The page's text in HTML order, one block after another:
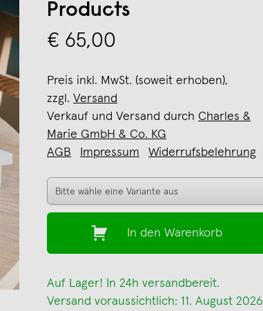
Products
€ 65,00
Preis inkl. MwSt. (soweit erhoben),
zzgl. Versand
Verkauf und Versand durch Charles &
Marie GmbH & Co. KG
AGB
Impressum Widerrufsbelehrung
In den Warenkorb
Auf Lager! In 24h versandbereit.
Versand voraussichtlich: 11. August 2026